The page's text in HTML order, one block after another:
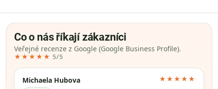
Co o nás říkají zákazníci
Veřejné recenze z Google (Google Business Profile).
★★★★★ 5/5
Michaela Hubova ★★★★★